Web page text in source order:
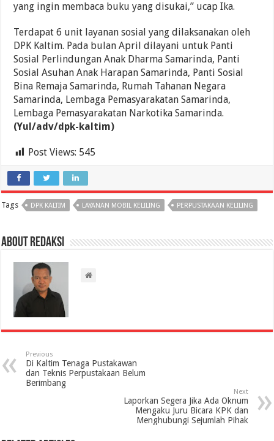
yang ingin membaca buku yang disukai,” ucap Ika.
Terdapat 6 unit layanan sosial yang dilaksanakan oleh
DPK Kaltim. Pada bulan April dilayani untuk Panti
Sosial Perlindungan Anak Dharma Samarinda, Panti
Sosial Asuhan Anak Harapan Samarinda, Panti Sosial
Bina Remaja Samarinda, Rumah Tahanan Negara
Samarinda, Lembaga Pemasyarakatan Samarinda,
Lembaga Pemasyarakatan Narkotika Samarinda.
(Yul/adv/dpk-kaltim)
Post Views: 545
Tags DPK KALTIM LAYANAN MOBIL KELILING PERPUSTAKAAN KELILING
About Redaksi
Previous
Di Kaltim Tenaga Pustakawan
dan Teknis Perpustakaan Belum
Berimbang
Next
Laporkan Segera Jika Ada Oknum
Mengaku Juru Bicara KPK dan
Menghubungi Sejumlah Pihak